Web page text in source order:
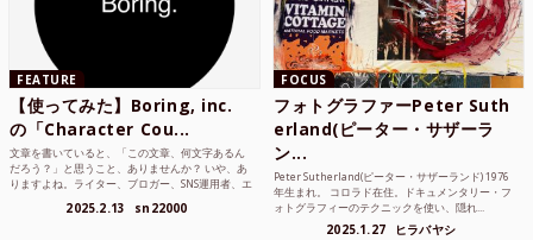
FEATURE
【使ってみた】Boring, inc.
の「Character Cou...
文章を書いていると、「この文章、何文字あるん
だろう？」と思うこと、ありませんか？ いや、あ
りますよね。ライター、ブロガー、SNS運用者、エ
2025.2.13 sn22000
FOCUS
フォトグラファーPeter Suth
erland(ピーター・サザーラ
ン...
Peter Sutherland(ピーター・サザーランド) 1976
年生まれ。 コロラド在住。ドキュメンタリー・フ
ォトグラフィーのテクニックを使い、隠れ...
2025.1.27 ヒラバヤシ